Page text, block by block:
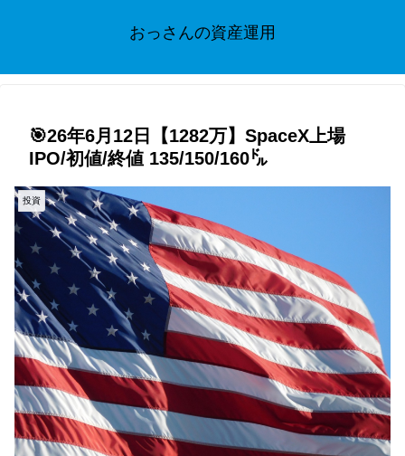
おっさんの資産運用
🎯26年6月12日【1282万】SpaceX上場
IPO/初値/終値 135/150/160㌦
投資